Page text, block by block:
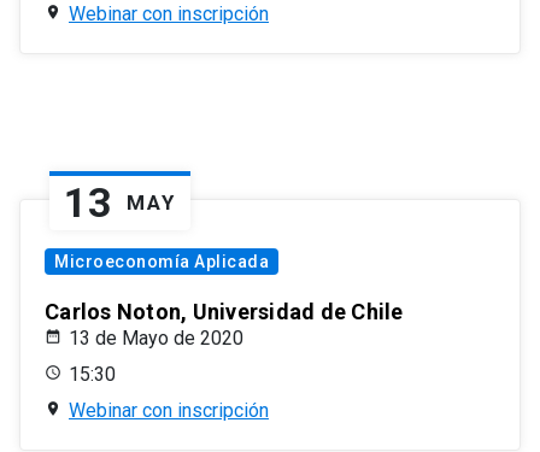
Webinar con inscripción
13 MAY
Microeconomía Aplicada
Carlos Noton, Universidad de Chile
13 de Mayo de 2020
15:30
Webinar con inscripción